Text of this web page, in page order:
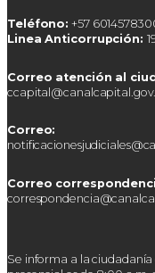
Teléfono: +57
Linea Anticorrupción:
Correo atención al
Correo:
Correo
Se informa a la